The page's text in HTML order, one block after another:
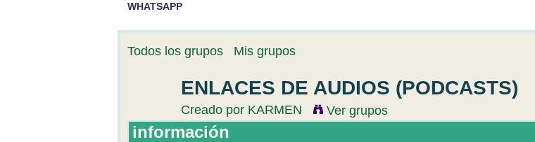
WHATSAPP
Todos los grupos Mis grupos
ENLACES DE AUDIOS (PODCASTS)
Creado por KARMEN Ver grupos
información